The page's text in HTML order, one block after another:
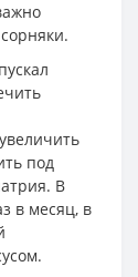
под
В
в месяц, в